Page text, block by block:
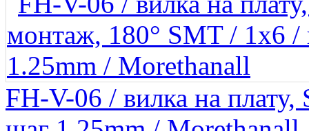
FH-V-06 / вилка на